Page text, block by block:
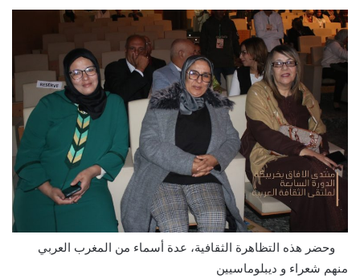
وحضر هذه التظاهرة الثقافية، عدة أسماء من المغرب العربي
منهم شعراء و ديبلوماسيين